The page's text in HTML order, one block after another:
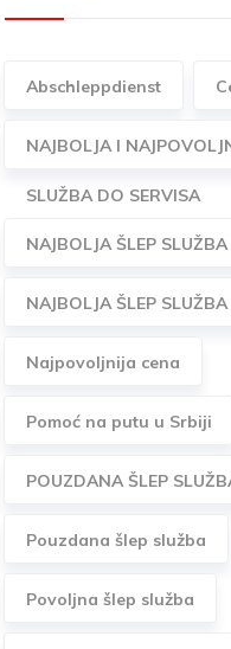
Abschleppdienst
NAJBOLJA I
SLUŽBA DO SERVISA
NAJBOLJA ŠLEP SLUŽBA
NAJBOLJA ŠLEP SLUŽBA
Najpovoljnija cena
Pomoć na putu u Srbiji
POUZDANA ŠLEP
Pouzdana šlep služba
Povoljna šlep služba